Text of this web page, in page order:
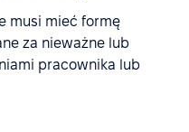
musi mieć formę
za nieważne lub
pracownika lub